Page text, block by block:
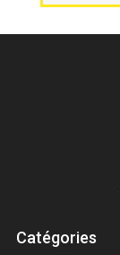
Catégories